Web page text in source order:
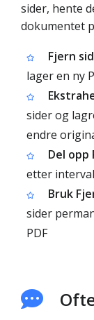
sider, hente
dokumentet
Fjern
lager en ny
sider og
endre
Del opp
etter
Bruk
sider
PDF